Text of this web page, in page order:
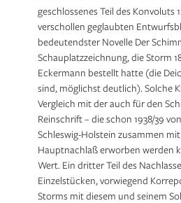
geschlossenes Teil des Konvoluts
verschollen geglaubten
bedeutendster Novelle Der
Schauplatzzeichnung, die Storm
Eckermann bestellt hatte (die
sind, möglichst deutlich). Solche
Vergleich mit der auch für den
Reinschrift – die schon 1938/39
Schleswig-Holstein zusammen
Hauptnachlaß erworben werden
Wert. Ein dritter Teil des
Einzelstücken, vorwiegend
Storms mit diesem und seinem